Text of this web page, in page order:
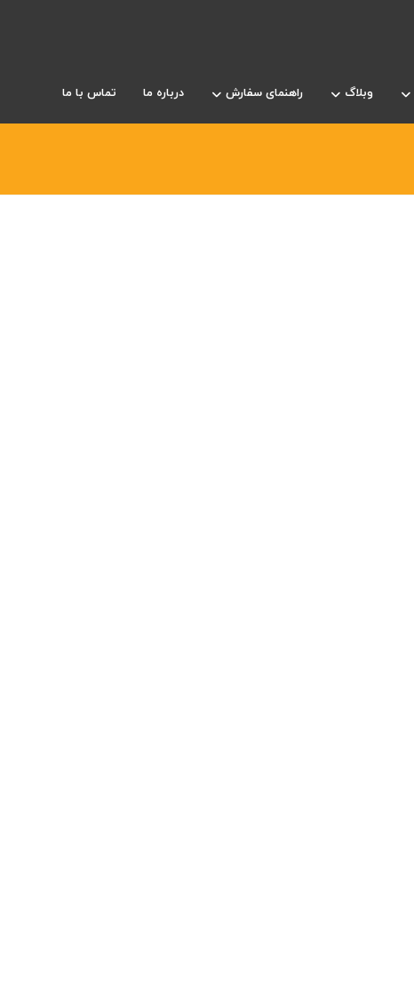
وبلاگ راهنمای سفارش درباره ما تماس با ما